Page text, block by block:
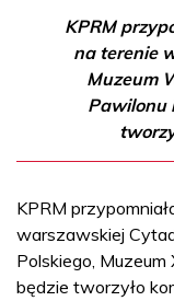
KPRM
na terenie
Muzeum
Pawilonu
KPRM
warszawskiej
Polskiego,
będzie tworzyło